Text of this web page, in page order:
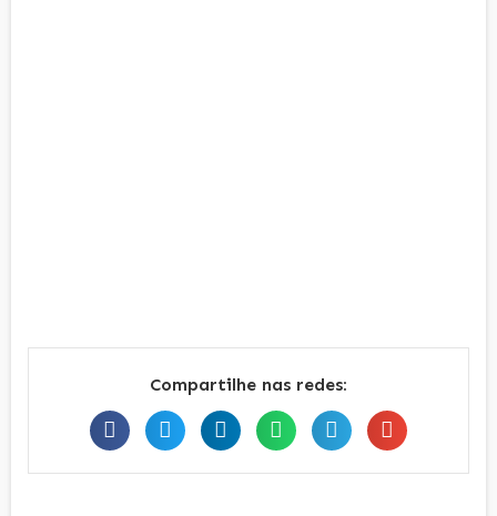
Compartilhe nas redes: